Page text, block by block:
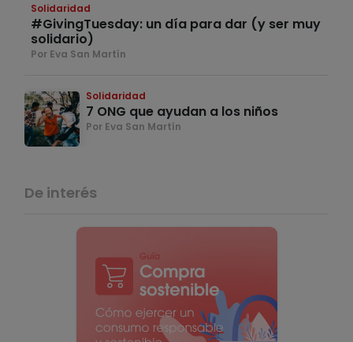
Solidaridad
#GivingTuesday: un día para dar (y ser muy
solidario)
Por Eva San Martín
Solidaridad
7 ONG que ayudan a los niños
Por Eva San Martín
De interés